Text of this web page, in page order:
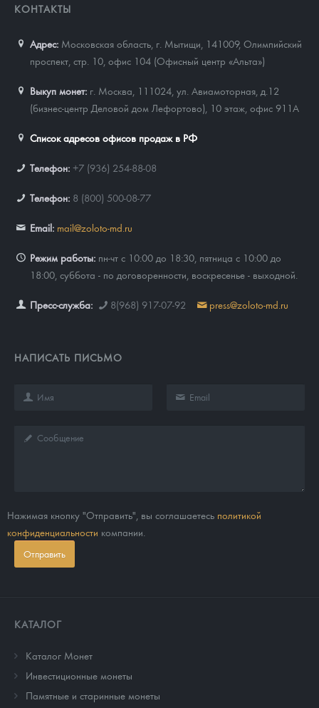
КОНТАКТЫ
Адрес: Московская область, г. Мытищи, 141009, Олимпийский
проспект, стр. 10, офис 104 (Офисный центр «Альта»)
Выкуп монет: г. Москва, 111024, ул. Авиамоторная, д.12
(бизнес-центр Деловой дом Лефортово), 10 этаж, офис 911А
Список адресов офисов продаж в РФ
Телефон: +7 (936) 254-88-08
Телефон: 8 (800) 500-08-77
Email: mail@zoloto-md.ru
Режим работы: пн-чт с 10:00 до 18:30, пятница с 10:00 до
18:00, суббота - по договоренности, воскресенье - выходной.
Пресс-служба: 8(968) 917-07-92 press@zoloto-md.ru
НАПИСАТЬ ПИСЬМО
Нажимая кнопку "Отправить", вы соглашаетесь политикой
конфиденциальности компании.
Отправить
КАТАЛОГ
Каталог Монет
Инвестиционные монеты
Памятные и старинные монеты